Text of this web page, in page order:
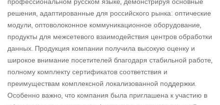
решения, адаптированные для российского рынка: оптические
модули, оптоволоконное коммуникационное оборудование,
продукты для межсетевого взаимодействия центров обработки
данных. Продукция компании получила высокую оценку и
широкое внимание посетителей благодаря стабильной работе,
полному комплекту сертификатов соответствия и
преимуществам комплексной локализованной поддержки.
Особенно важно, что компания была приглашена к участию в